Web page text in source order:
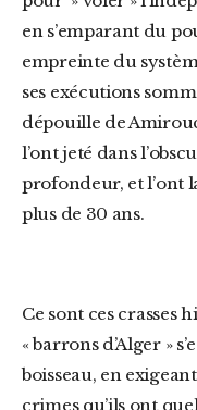
en s’emparant du
empreinte du
ses exécutions
dépouille de
l’ont jeté dans
profondeur, et l’ont
plus de 30 ans.
Ce sont ces crasses historiques – et d’autres – que les
« barrons d’Alger »
boisseau, en
crimes qu’ils ont